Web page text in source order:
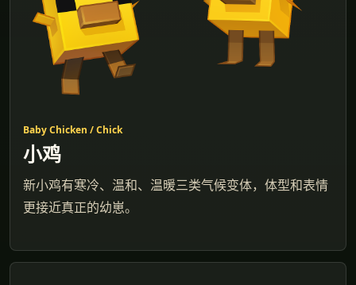
Baby Chicken / Chick
小鸡
新小鸡有寒冷、温和、温暖三类气候变体，体型和表情
更接近真正的幼崽。